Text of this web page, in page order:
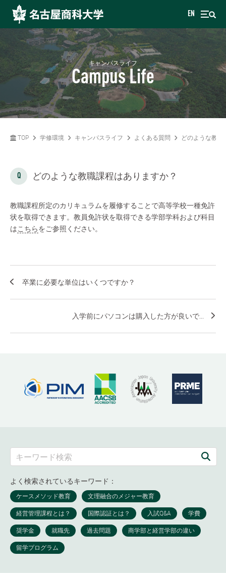
EN
キャンパスライフ
Campus Life
TOP 学修環境 キャンパスライフ よくある質問 どのような教
どのような教職課程はありますか？
教職課程所定のカリキュラムを履修することで高等学校一種免許
状を取得できます。教員免許状を取得できる学部学科および科目
はこちらをご参照ください。
卒業に必要な単位はいくつですか？
入学前にパソコンは購入した方が良いで...
よく検索されているキーワード：